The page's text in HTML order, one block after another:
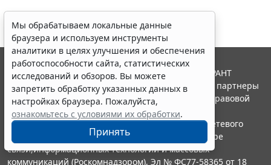
Мы обрабатываем локальные данные
браузера и используем инструменты
аналитики в целях улучшения и обеспечения
работоспособности сайта, статистических
исследований и обзоров. Вы можете
запретить обработку указанных данных в
настройках браузера. Пожалуйста,
ознакомьтесь с условиями их обработки.
Принять
© ООО "НПП "ГАРАНТ-СЕРВИС", 2026. Система ГАРАНТ
выпускается с 1990 года. Компания "Гарант" и ее партнеры
являются участниками Российской ассоциации правовой
информации ГАРАНТ.
Портал ГАРАНТ.РУ зарегистрирован в качестве сетевого
издания Федеральной службой по надзору в сфере
связи,информационных технологий и массовых
коммуникаций (Роскомнадзором), Эл № ФС77-58365 от 18